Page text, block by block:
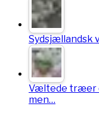
Sydsjællandsk
Væltede træer
men…